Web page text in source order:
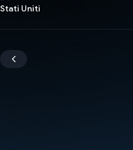
Stati Uniti